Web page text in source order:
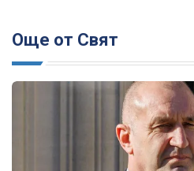
Още от Свят